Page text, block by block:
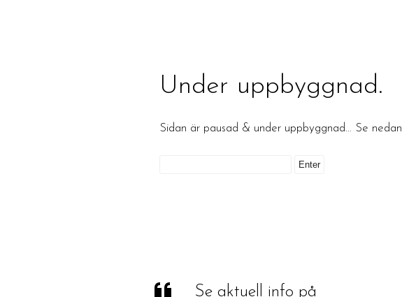
Under uppbyggnad.
Sidan är pausad & under uppbyggnad… Se
Se aktuell info på